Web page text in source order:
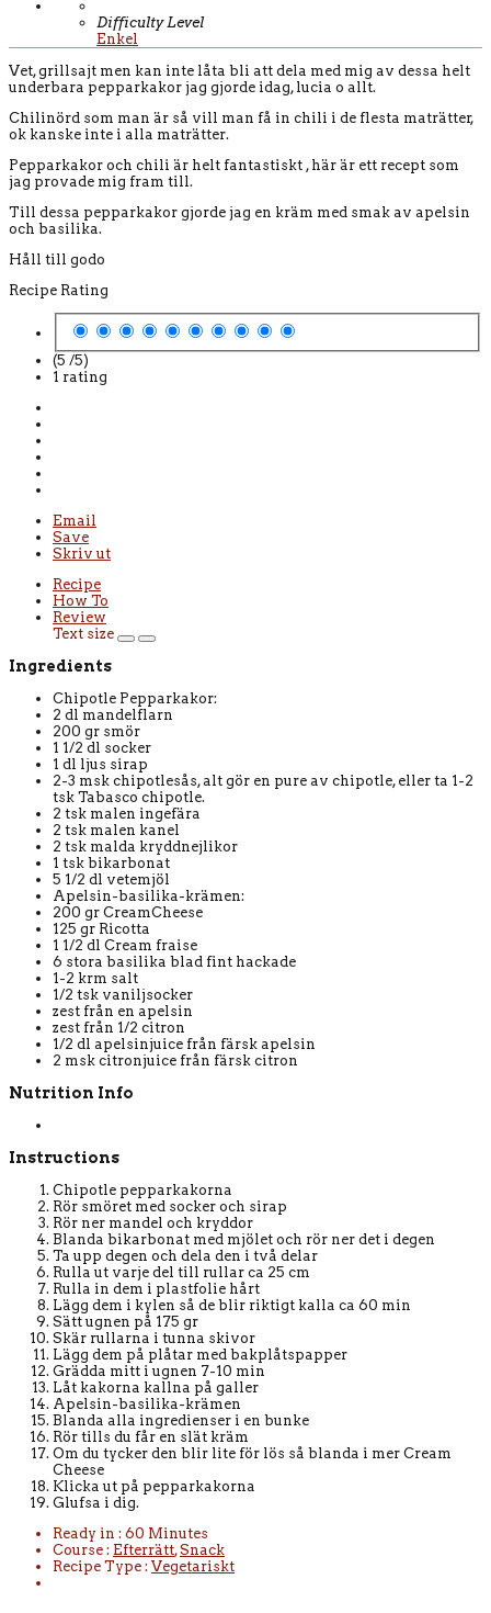
Difficulty Level
Enkel
Vet, grillsajt men kan inte låta bli att dela med mig av dessa helt
underbara pepparkakor jag gjorde idag, lucia o allt.
Chilinörd som man är så vill man få in chili i de flesta maträtter,
ok kanske inte i alla maträtter.
Pepparkakor och chili är helt fantastiskt , här är ett recept som
jag provade mig fram till.
Till dessa pepparkakor gjorde jag en kräm med smak av apelsin
och basilika.
Håll till godo
Recipe Rating
(5 /5)
1 rating
Email
Save
Skriv ut
Recipe
How To
Review
Text size
Ingredients
Chipotle Pepparkakor:
2 dl mandelflarn
200 gr smör
1 1/2 dl socker
1 dl ljus sirap
2-3 msk chipotlesås, alt gör en pure av chipotle, eller ta 1-2
tsk Tabasco chipotle.
2 tsk malen ingefära
2 tsk malen kanel
2 tsk malda kryddnejlikor
1 tsk bikarbonat
5 1/2 dl vetemjöl
Apelsin-basilika-krämen:
200 gr CreamCheese
125 gr Ricotta
1 1/2 dl Cream fraise
6 stora basilika blad fint hackade
1-2 krm salt
1/2 tsk vaniljsocker
zest från en apelsin
zest från 1/2 citron
1/2 dl apelsinjuice från färsk apelsin
2 msk citronjuice från färsk citron
Nutrition Info
Instructions
Chipotle pepparkakorna
Rör smöret med socker och sirap
Rör ner mandel och kryddor
Blanda bikarbonat med mjölet och rör ner det i degen
Ta upp degen och dela den i två delar
Rulla ut varje del till rullar ca 25 cm
Rulla in dem i plastfolie hårt
Lägg dem i kylen så de blir riktigt kalla ca 60 min
Sätt ugnen på 175 gr
Skär rullarna i tunna skivor
Lägg dem på plåtar med bakplåtspapper
Grädda mitt i ugnen 7-10 min
Låt kakorna kallna på galler
Apelsin-basilika-krämen
Blanda alla ingredienser i en bunke
Rör tills du får en slät kräm
Om du tycker den blir lite för lös så blanda i mer Cream
Cheese
Klicka ut på pepparkakorna
Glufsa i dig.
Ready in : 60 Minutes
Course : Efterrätt,Snack
Recipe Type : Vegetariskt